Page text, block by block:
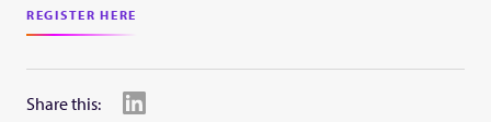
REGISTER HERE
Share this: